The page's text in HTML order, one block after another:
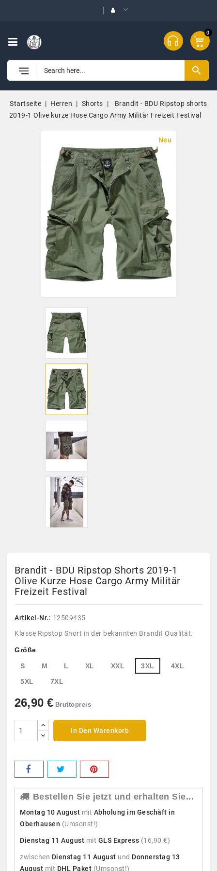
0
search
Startseite Herren Shorts
Brandit - BDU Ripstop shorts
2019-1 Olive kurze Hose Cargo Army Militär Freizeit Festival
Neu
Brandit - BDU Ripstop Shorts 2019-1
Olive Kurze Hose Cargo Army Militär
Freizeit Festival
Artikel-Nr.: 12509435
Klasse Ripstop Short in der bekannten Brandit Qualität.
Größe
S M L XL XXL 3XL
4XL
5XL
7XL
26,90 € Bruttopreis
In Den Warenkorb
Bestellen Sie jetzt und erhalten Sie...
Montag 10 August mit Abholung im Geschäft in
Oberhausen (Umsonst!)
Dienstag 11 August mit GLS Express (16,90 €)
zwischen Dienstag 11 August und Donnerstag 13
August mit DHL Paket (Umsonst!)